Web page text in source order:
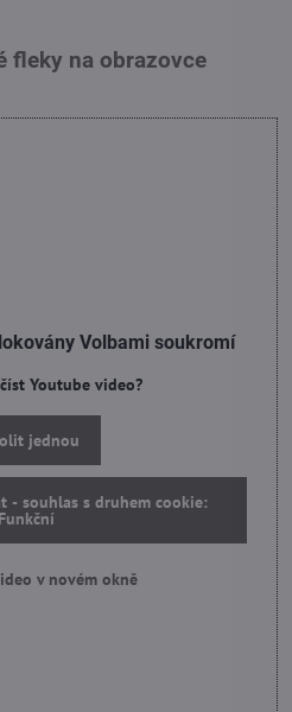
fleky na obrazovce
Volbami soukromí
Youtube video?
jednou
- souhlas s druhem cookie:
Funkční
v novém okně